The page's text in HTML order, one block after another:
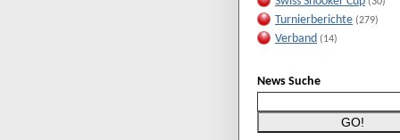
Turnierberichte (279)
Verband (14)
News Suche